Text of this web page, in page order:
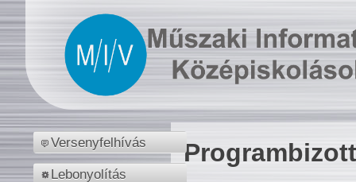
Versenyfelhívás
Lebonyolítás